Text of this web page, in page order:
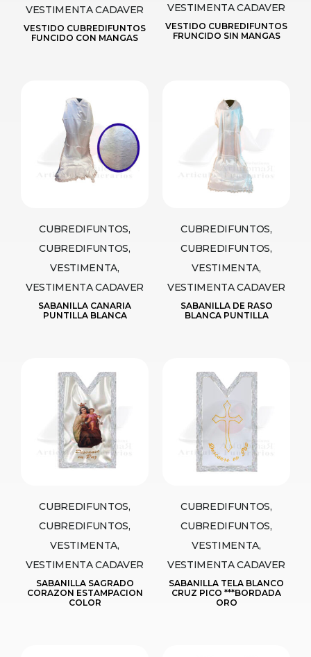
VESTIMENTA CADAVER
VESTIDO CUBREDIFUNTOS
FUNCIDO CON MANGAS
VESTIMENTA CADAVER
VESTIDO CUBREDIFUNTOS
FRUNCIDO SIN MANGAS
CUBREDIFUNTOS,
CUBREDIFUNTOS,
VESTIMENTA,
VESTIMENTA CADAVER
SABANILLA CANARIA
PUNTILLA BLANCA
CUBREDIFUNTOS,
CUBREDIFUNTOS,
VESTIMENTA,
VESTIMENTA CADAVER
SABANILLA DE RASO
BLANCA PUNTILLA
CUBREDIFUNTOS,
CUBREDIFUNTOS,
VESTIMENTA,
VESTIMENTA CADAVER
SABANILLA SAGRADO
CORAZON ESTAMPACION
COLOR
CUBREDIFUNTOS,
CUBREDIFUNTOS,
VESTIMENTA,
VESTIMENTA CADAVER
SABANILLA TELA BLANCO
CRUZ PICO ***BORDADA
ORO